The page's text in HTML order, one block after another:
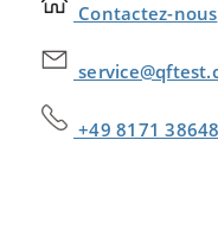
Contactez-nous
+49 8171